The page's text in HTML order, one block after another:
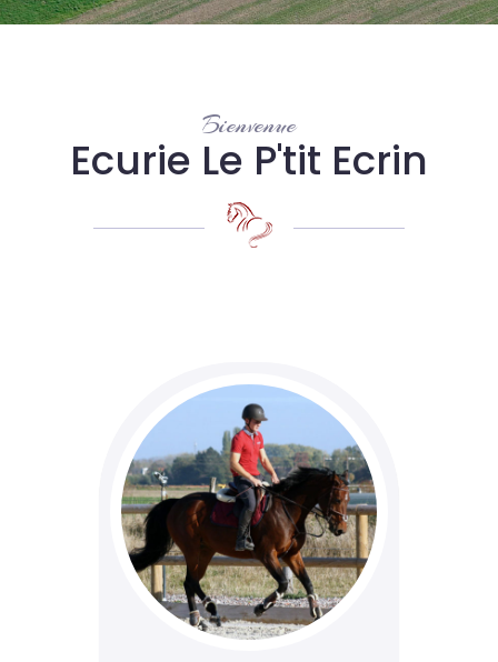
Bienvenue
Ecurie Le P'tit Ecrin